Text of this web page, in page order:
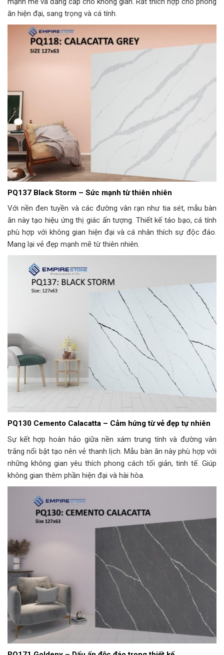
ăn hiện đại, sang trọng và cá tính.
PQ137 Black Storm – Sức mạnh từ thiên nhiên
Với nền đen tuyền và các đường vân rạn như tia sét, mẫu bàn
ăn này tạo hiệu ứng thị giác ấn tượng. Thiết kế táo bạo, cá tính
phù hợp với không gian hiện đại và cá nhân thích sự độc đáo.
Mang lại vẻ đẹp mạnh mẽ từ thiên nhiên.
PQ130 Cemento Calacatta – Cảm hứng từ vẻ đẹp tự nhiên
Sự kết hợp hoàn hảo giữa nền xám trung tính và đường vân
trắng nổi bật tạo nên vẻ thanh lịch. Mẫu bàn ăn này phù hợp với
những không gian yêu thích phong cách tối giản, tinh tế. Giúp
không gian thêm phần hiện đại và hài hòa.